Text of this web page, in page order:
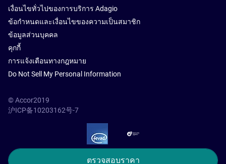
ตรวจสอบราคา
เงื่อนไขทั่วไปของการบริการ Adagio
ข้อกำหนดและเงื่อนไขของความเป็นสมาชิก
ข้อมูลส่วนบุคคล
คุกกี้
การแจ้งเตือนทางกฎหมาย
Do Not Sell My Personal Information
© Accor2019
沪ICP备10203162号-7